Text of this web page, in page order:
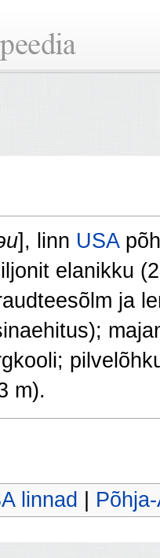
], linn USA
elanikku
ja
m).
linnad